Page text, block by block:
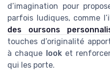
d’imagination pour
parfois ludiques, comme
des oursons
touches d’originalité
à chaque
looket
qui les porte.